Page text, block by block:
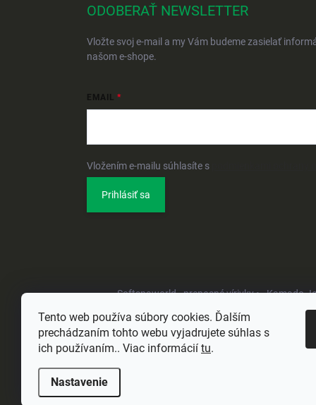
Tento web používa súbory cookies. Ďalším
prechádzaním tohto webu vyjadrujete súhlas s
ich používaním.. Viac informácií tu.
Nastavenie
ODOBERAŤ NEWSLETTER
Vložte svoj e-mail a my Vám budeme zasielať
našom e-shope.
EMAIL
Vložením e-mailu súhlasíte s
Prihlásiť sa
Softspaworld - prenosné vírivky • Kamado